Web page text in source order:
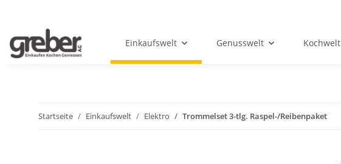
Einkaufswelt Genusswelt Kochwelt
Startseite Einkaufswelt Elektro Trommelset 3-tlg. Raspel-/Reibenpaket